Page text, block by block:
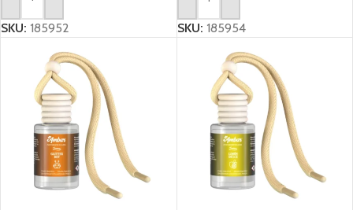
AGREGAR AL CARRITO
SKU: 185952
AGREGAR AL CARRITO
SKU: 185954